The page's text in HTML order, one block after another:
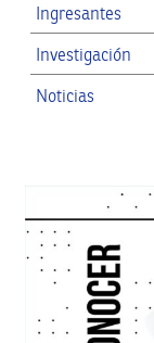
Ingresantes
Investigación
Noticias